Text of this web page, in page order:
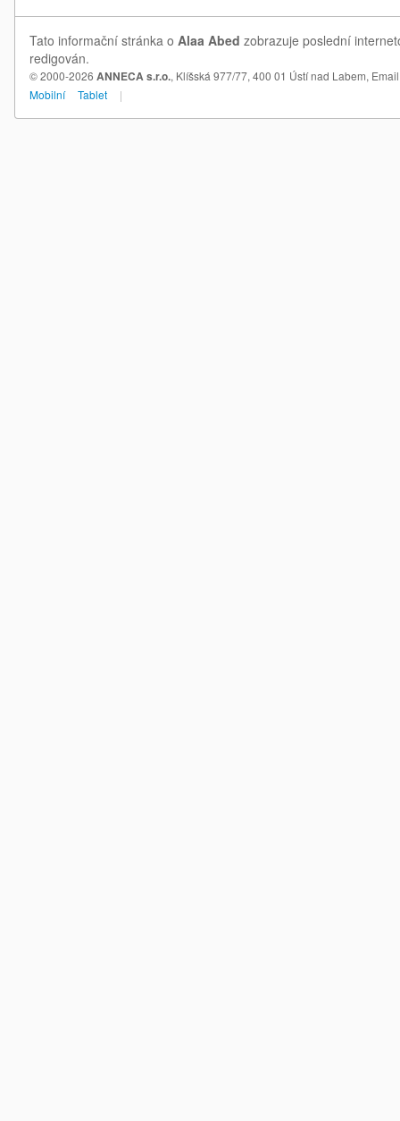
Tato informační stránka o Alaa Abed zobrazuje poslední
redigován.
© 2000-2026 ANNECA s.r.o., Klíšská 977/77, 400 01 Ústí nad Labem,
Mobilní
Tablet |